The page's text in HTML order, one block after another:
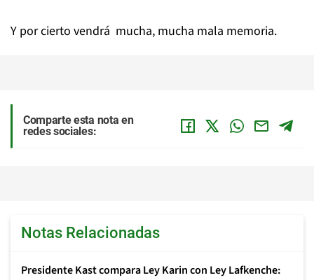
Y por cierto vendrá mucha, mucha mala memoria.
Comparte esta nota en
redes sociales:
Notas Relacionadas
Presidente Kast compara Ley Karin con Ley Lafkenche: